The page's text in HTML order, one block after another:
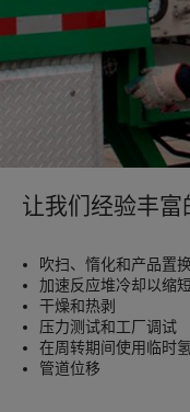
让我们经验丰富
吹扫、惰化和产品置
加速反应堆冷却以缩
干燥和热剥
压力测试和工厂调试
在周转期间使用临时
管道位移